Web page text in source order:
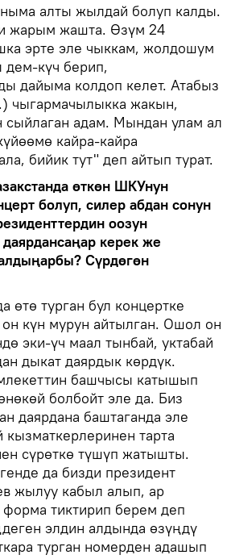
алты жылдай болуп калды.
жарым жашта. Өзүм 24
эрте эле чыккам, жолдошум
күч берип,
дайыма колдоп келет. Атабыз
чыгармачылыкка жакын,
сыйлаган адам. Мындан улам ал
кайра-кайра
бийик тут" деп айтып турат.
өткөн ШКУнун
болуп, силер абдан сонун
оозун
керек же
Сүрдөгөн
өтө турган бул концертке
күн мурун айтылган. Ошол он
эки-үч маал тынбай, уктабай
дыкат даярдык көрдүк.
башчысы катышып
болбойт эле да. Биз
даярдана баштаганда эле
тарта
сүрөткө түшүп жатышты.
да бизди президент
жылуу кабыл алып, ар
тиктирип берем деп
элдин алдында өзүңдү
турган номерден адашып